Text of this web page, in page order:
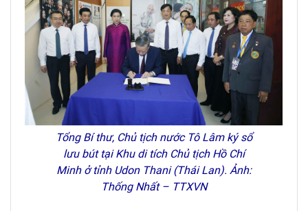
Tổng Bí thư, Chủ tịch nước Tô Lâm ký sổ
lưu bút tại Khu di tích Chủ tịch Hồ Chí
Minh ở tỉnh Udon Thani (Thái Lan). Ảnh:
Thống Nhất – TTXVN